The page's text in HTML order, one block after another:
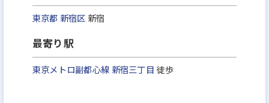
東京都 新宿区 新宿
最寄り駅
東京メトロ副都心線 新宿三丁目 徒歩